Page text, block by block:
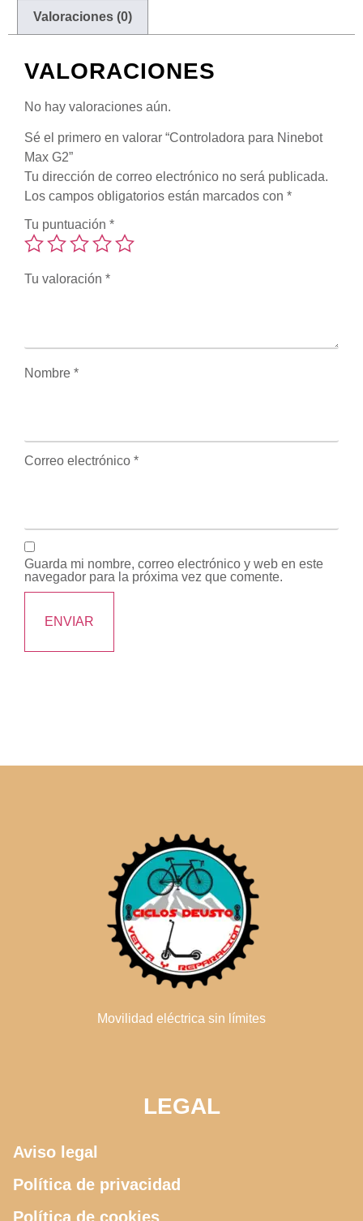
Valoraciones (0)
VALORACIONES
No hay valoraciones aún.
Sé el primero en valorar “Controladora para Ninebot
Max G2”
Tu dirección de correo electrónico no será publicada.
Los campos obligatorios están marcados con *
Tu puntuación *
Tu valoración *
Nombre *
Correo electrónico *
Guarda mi nombre, correo electrónico y web en este
navegador para la próxima vez que comente.
Movilidad eléctrica sin límites
LEGAL
Aviso legal
Política de privacidad
Política de cookies